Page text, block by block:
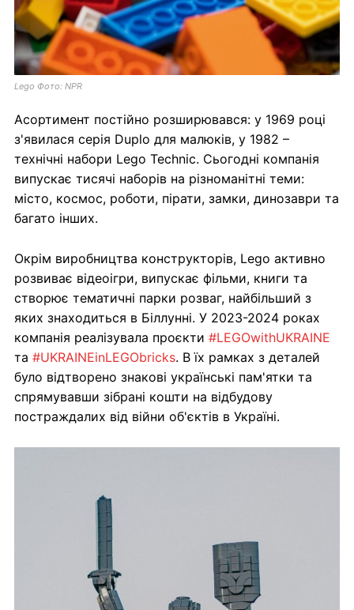
Lego Фото: NPR
Асортимент постійно розширювався: у 1969 році
з'явилася серія Duplo для малюків, у 1982 –
технічні набори Lego Technic. Сьогодні компанія
випускає тисячі наборів на різноманітні теми:
місто, космос, роботи, пірати, замки, динозаври та
багато інших.
Окрім виробництва конструкторів, Lego активно
розвиває відеоігри, випускає фільми, книги та
створює тематичні парки розваг, найбільший з
яких знаходиться в Біллунні. У 2023-2024 роках
компанія реалізувала проєкти #LEGOwithUKRAINE
та #UKRAINEinLEGObricks. В їх рамках з деталей
було відтворено знакові українські пам'ятки та
спрямувавши зібрані кошти на відбудову
постраждалих від війни об'єктів в Україні.